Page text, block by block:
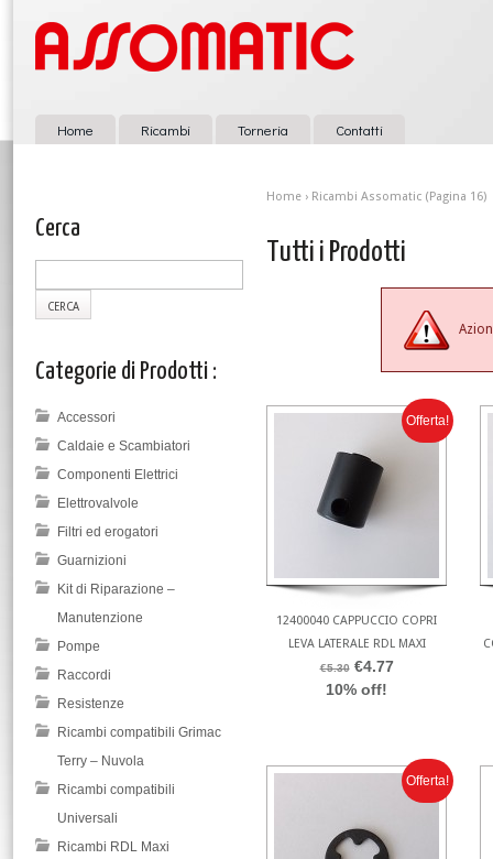
Home Ricambi Torneria Contatti
Home › Ricambi Assomatic (Pagina 16)
Tutti i Prodotti
Offerta!
12400040 CAPPUCCIO COPRI
LEVA LATERALE RDL MAXI
€5.30 €4.77
10% off!
Offerta!
Cerca
Categorie di Prodotti :
Accessori
Caldaie e Scambiatori
Componenti Elettrici
Elettrovalvole
Filtri ed erogatori
Guarnizioni
Kit di Riparazione –
Manutenzione
Pompe
Raccordi
Resistenze
Ricambi compatibili Grimac
Terry – Nuvola
Ricambi compatibili
Universali
Ricambi RDL Maxi